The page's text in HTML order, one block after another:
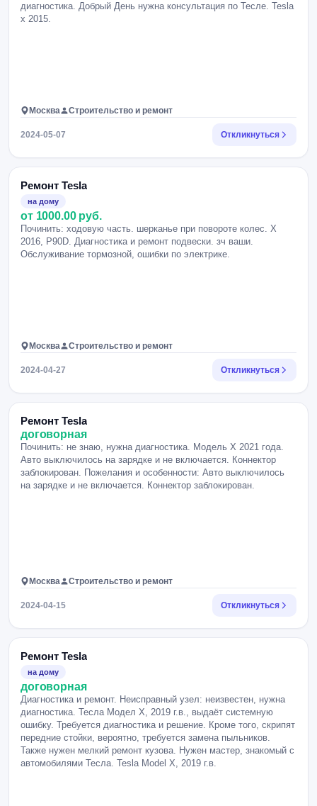
диагностика. Добрый День нужна консультация по Тесле. Tesla
x 2015.
Москва Строительство и ремонт
2024-05-07 Откликнуться
Ремонт Tesla
на дому
от 1000.00 руб.
Починить: ходовую часть. шерканье при повороте колес. Х
2016, Р90D. Диагностика и ремонт подвески. зч ваши.
Обслуживание тормозной, ошибки по электрике.
Москва Строительство и ремонт
2024-04-27 Откликнуться
Ремонт Tesla
договорная
Починить: не знаю, нужна диагностика. Модель Х 2021 года.
Авто выключилось на зарядке и не включается. Коннектор
заблокирован. Пожелания и особенности: Авто выключилось
на зарядке и не включается. Коннектор заблокирован.
Москва Строительство и ремонт
2024-04-15 Откликнуться
Ремонт Tesla
на дому
договорная
Диагностика и ремонт. Неисправный узел: неизвестен, нужна
диагностика. Тесла Модел Х, 2019 г.в., выдаёт системную
ошибку. Требуется диагностика и решение. Кроме того, скрипят
передние стойки, вероятно, требуется замена пыльников.
Также нужен мелкий ремонт кузова. Нужен мастер, знакомый с
автомобилями Тесла. Tesla Model X, 2019 г.в.